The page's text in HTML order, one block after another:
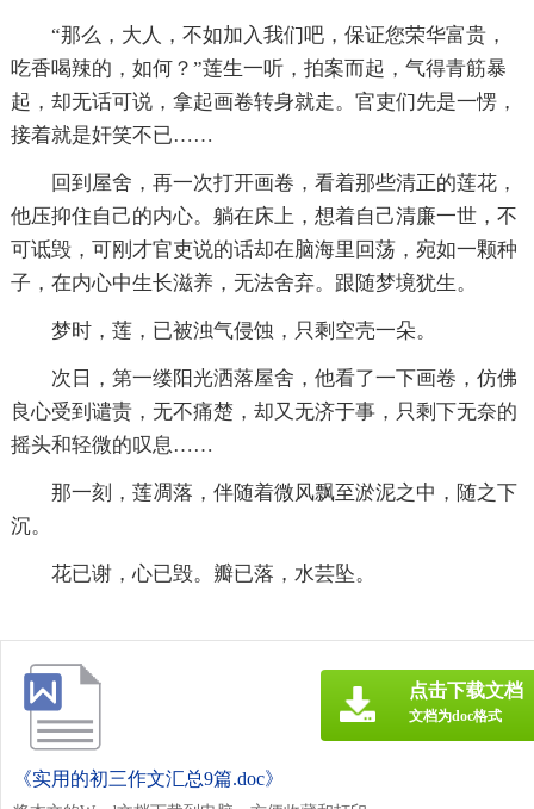
“那么，大人，不如加入我们吧，保证您荣华富贵，
吃香喝辣的，如何？”莲生一听，拍案而起，气得青筋暴
起，却无话可说，拿起画卷转身就走。官吏们先是一愣，
接着就是奸笑不已……
回到屋舍，再一次打开画卷，看着那些清正的莲花，
他压抑住自己的内心。躺在床上，想着自己清廉一世，不
可诋毁，可刚才官吏说的话却在脑海里回荡，宛如一颗种
子，在内心中生长滋养，无法舍弃。跟随梦境犹生。
梦时，莲，已被浊气侵蚀，只剩空壳一朵。
次日，第一缕阳光洒落屋舍，他看了一下画卷，仿佛
良心受到谴责，无不痛楚，却又无济于事，只剩下无奈的
摇头和轻微的叹息……
那一刻，莲凋落，伴随着微风飘至淤泥之中，随之下
沉。
花已谢，心已毁。瓣已落，水芸坠。
《实用的初三作文汇总9篇.doc》
点击下载文档
文档为doc格式